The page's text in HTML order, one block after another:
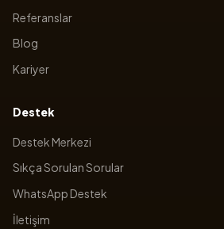
Referanslar
Blog
Kariyer
Destek
Destek Merkezi
Sıkça Sorulan Sorular
WhatsApp Destek
İletişim